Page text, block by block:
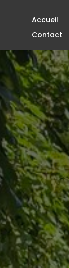
Accueil
Contact